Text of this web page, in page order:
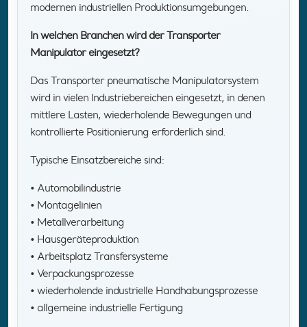
modernen industriellen Produktionsumgebungen.
In welchen Branchen wird der Transporter
Manipulator eingesetzt?
Das Transporter pneumatische Manipulatorsystem
wird in vielen Industriebereichen eingesetzt, in denen
mittlere Lasten, wiederholende Bewegungen und
kontrollierte Positionierung erforderlich sind.
Typische Einsatzbereiche sind:
• Automobilindustrie
• Montagelinien
• Metallverarbeitung
• Hausgeräteproduktion
• Arbeitsplatz Transfersysteme
• Verpackungsprozesse
• wiederholende industrielle Handhabungsprozesse
• allgemeine industrielle Fertigung